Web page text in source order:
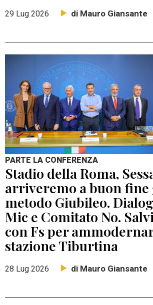
29 Lug 2026 di Mauro Giansante
PARTE LA CONFERENZA
Stadio della Roma,
arriveremo a buon fine
metodo Giubileo.
Mic e Comitato No.
con Fs per
stazione Tiburtina
28 Lug 2026 di Mauro Giansante